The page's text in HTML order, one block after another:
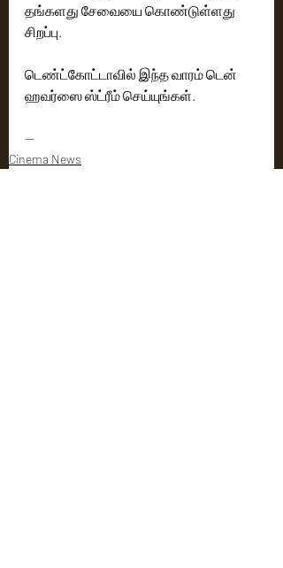
தங்களது சேவையை கொண்டுள்ளது
சிறப்பு.
டெண்ட்கோட்டாவில் இந்த வாரம் டென்
ஹவர்ஸை ஸ்ட்ரீம் செய்யுங்கள்.
--
Cinema News